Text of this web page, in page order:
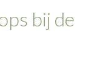
bij de